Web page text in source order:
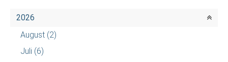
2026
August (2)
Juli (6)